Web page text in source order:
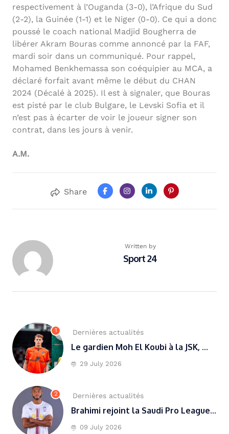
respectivement à l’Ouganda (3-0), l’Afrique du Sud
(2-2), la Guinée (1-1) et le Niger (0-0). Ce qui a donc
poussé le coach national Madjid Bougherra de
libérer Akram Bouras comme annoncé par la FAF,
mardi soir dans un communiqué. Pour rappel,
Mohamed Benkhemassa son coéquipier au MCA, a
déclaré forfait avant même le début du CHAN
2024 (Décalé à 2025). Il est à signaler, que Bouras
est pisté par le club Bulgare, le Levski Sofia et il
n’est pas à écarter de voir le joueur signer son
contrat, dans les jours à venir.
A.M.
Share
Written by
Sport 24
1 Dernières actualités
Le gardien Moh El Koubi à la JSK, ...
29 July 2026
2 Dernières actualités
Brahimi rejoint la Saudi Pro League...
09 July 2026